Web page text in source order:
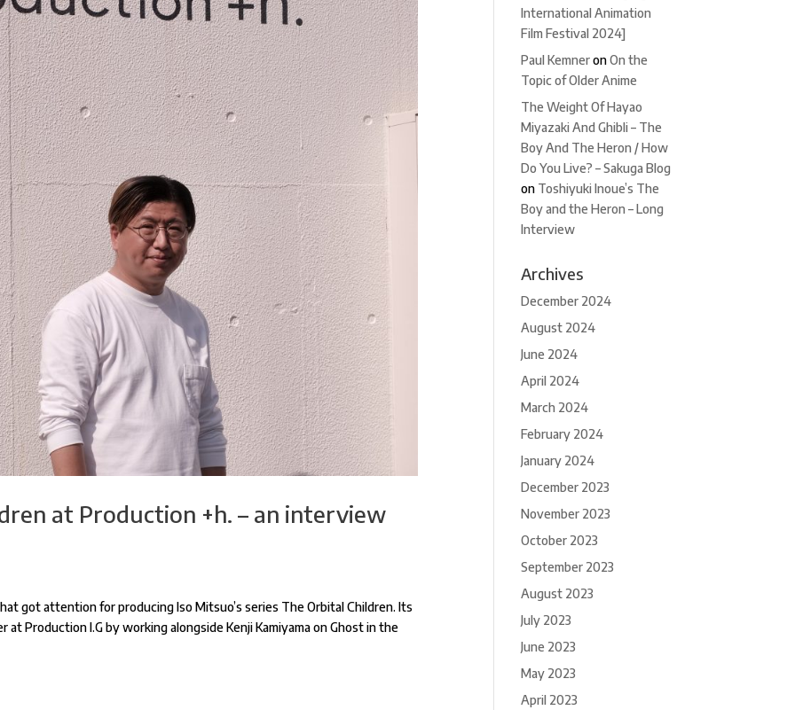
at Production +h. – an interview
got attention for producing Iso Mitsuo’s series The Orbital Children. Its
Production I.G by working alongside Kenji Kamiyama on Ghost in the
International Animation
Film Festival 2024]
Paul KemneronOn the
Topic of Older Anime
The Weight Of Hayao
Miyazaki And Ghibli – The
Boy And The Heron / How
Do You Live? – Sakuga Blog
on Toshiyuki Inoue’s The
Boy and the Heron – Long
Interview
Archives
December 2024
August 2024
June 2024
April 2024
March 2024
February 2024
January 2024
December 2023
November 2023
October 2023
September 2023
August 2023
July 2023
June 2023
May 2023
April 2023